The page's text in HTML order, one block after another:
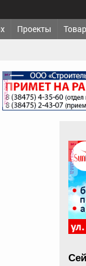
Проекты
реклама
реклама